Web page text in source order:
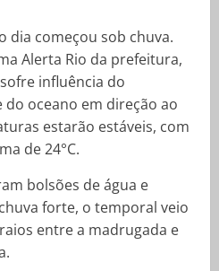
dia começou sob chuva.
Alerta Rio da prefeitura,
influência do
oceano em direção ao
estarão estáveis, com
de 24°C.
bolsões de água e
forte, o temporal veio
entre a madrugada e